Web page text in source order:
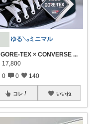
ゆる𓂅ミニマル
GORE-TEX × CONVERSE ...
17,800
0 0 140
コレ いいね